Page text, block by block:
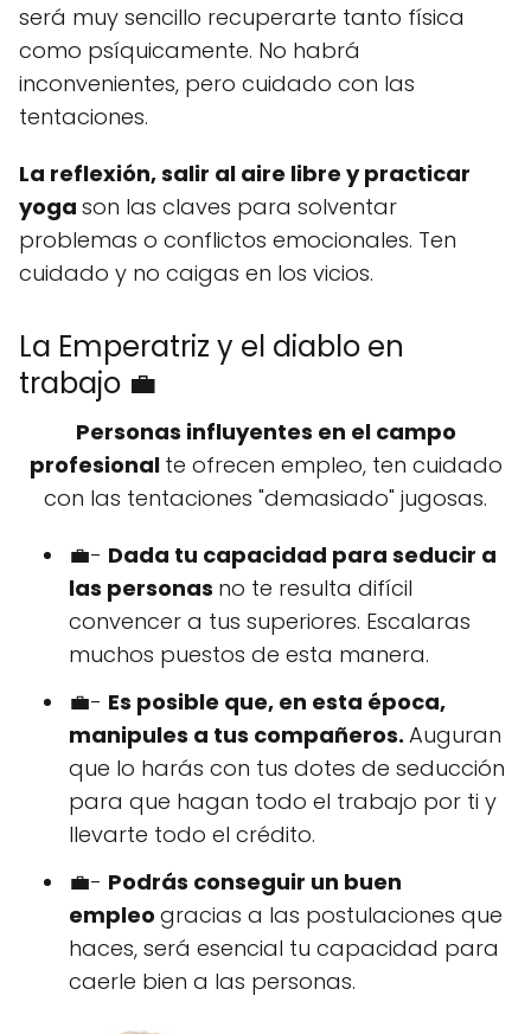
será muy sencillo recuperarte tanto física
como psíquicamente. No habrá
inconvenientes, pero cuidado con las
tentaciones.
La reflexión, salir al aire libre y practicar
yoga son las claves para solventar
problemas o conflictos emocionales. Ten
cuidado y no caigas en los vicios.
La Emperatriz y el diablo en
trabajo 💼
Personas influyentes en el campo
profesional te ofrecen empleo, ten cuidado
con las tentaciones "demasiado" jugosas.
💼- Dada tu capacidad para seducir a
las personas no te resulta difícil
convencer a tus superiores. Escalaras
muchos puestos de esta manera.
💼- Es posible que, en esta época,
manipules a tus compañeros. Auguran
que lo harás con tus dotes de seducción
para que hagan todo el trabajo por ti y
llevarte todo el crédito.
💼- Podrás conseguir un buen
empleo gracias a las postulaciones que
haces, será esencial tu capacidad para
caerle bien a las personas.